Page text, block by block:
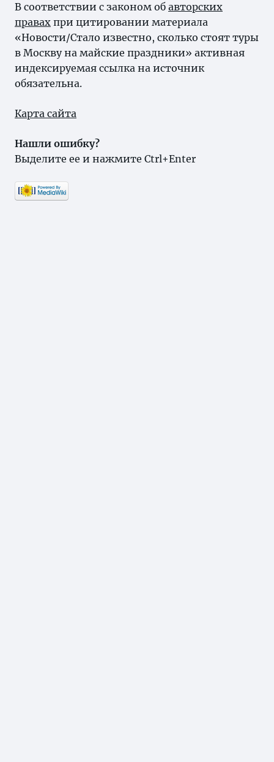
В соответствии с законом об авторских
правах при цитировании материала
«Новости/Стало известно, сколько стоят туры
в Москву на майские праздники» активная
индексируемая ссылка на источник
обязательна.
Карта сайта
Нашли ошибку?
Выделите ее и нажмите Ctrl+Enter